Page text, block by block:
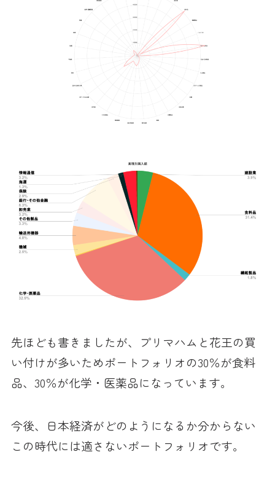
先ほども書きましたが、プリマハムと花王の買
い付けが多いためポートフォリオの30％が食料
品、30％が化学・医薬品になっています。
今後、日本経済がどのようになるか分からない
この時代には適さないポートフォリオです。